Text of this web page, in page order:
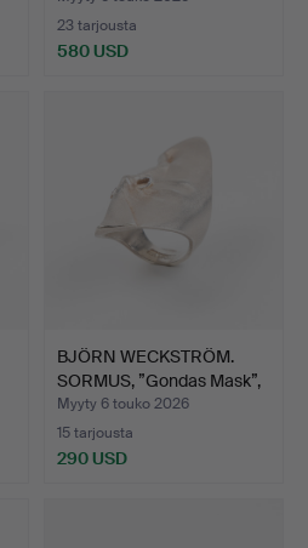
23 tarjousta
580 USD
BJÖRN WECKSTRÖM.
SORMUS, ”Gondas Mask”,
st…
Myyty 6 touko 2026
15 tarjousta
290 USD